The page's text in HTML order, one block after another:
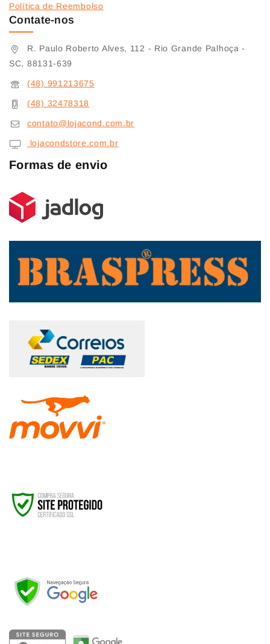
Política de Reembolso
Contate-nos
R. Paulo Roberto Alves, 112 - Rio Grande Palhoça -
SC, 88131-639
(48) 991213675
(48) 32478318
contato@lojacond.com.br
lojacondstore.com.br
Formas de envio